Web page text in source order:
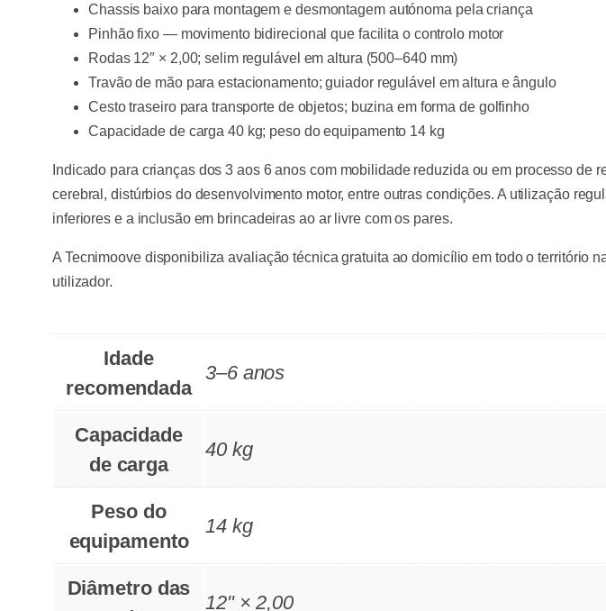
Chassis baixo para montagem e desmontagem autónoma pela criança
Pinhão fixo — movimento bidirecional que facilita o controlo motor
Rodas 12″ × 2,00; selim regulável em altura (500–640 mm)
Travão de mão para estacionamento; guiador regulável em altura e ângulo
Cesto traseiro para transporte de objetos; buzina em forma de golfinho
Capacidade de carga 40 kg; peso do equipamento 14 kg
Indicado para crianças dos 3 aos 6 anos com mobilidade reduzida ou em processo
cerebral, distúrbios do desenvolvimento motor, entre outras condições. A utilização
inferiores e a inclusão em brincadeiras ao ar livre com os pares.
A Tecnimoove disponibiliza avaliação técnica gratuita ao domicílio em todo o território
utilizador.
Idade
recomendada
3–6 anos
Capacidade
de carga
40 kg
Peso do
equipamento
14 kg
Diâmetro das
12" × 2,00